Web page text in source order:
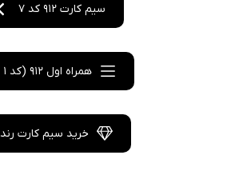
سیم کارت 912 کد 7
همراه اول 912 (کد 1 تا 0)
خرید سیم کارت رند 912